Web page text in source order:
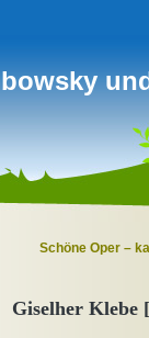
Schöne Oper –
Giselher Klebe